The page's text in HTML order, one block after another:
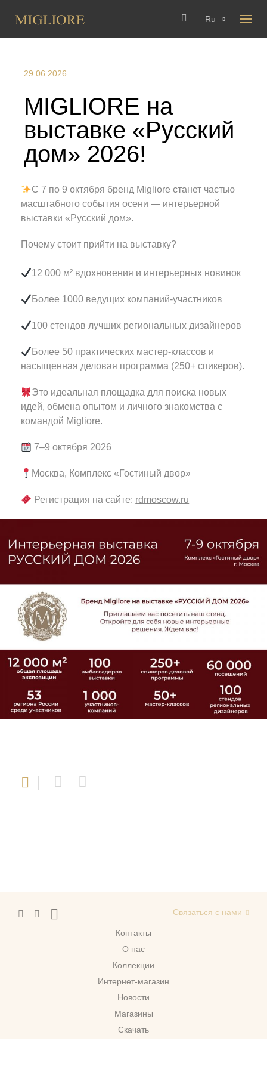
Ru
29.06.2026
MIGLIORE на
выставке «Русский
дом» 2026!
С 7 по 9 октября бренд Migliore станет частью
масштабного события осени — интерьерной
выставки «Русский дом».
Почему стоит прийти на выставку?
12 000 м² вдохновения и интерьерных новинок
Более 1000 ведущих компаний-участников
100 стендов лучших региональных дизайнеров
Более 50 практических мастер-классов и
насыщенная деловая программа (250+ спикеров).
Это идеальная площадка для поиска новых
идей, обмена опытом и личного знакомства с
командой Migliore.
7–9 октября 2026
Москва, Комплекс «Гостиный двор»
Регистрация на сайте: rdmoscow.ru
Контакты
О нас
Коллекции
Интернет-магазин
Новости
Магазины
Скачать
Связаться с нами